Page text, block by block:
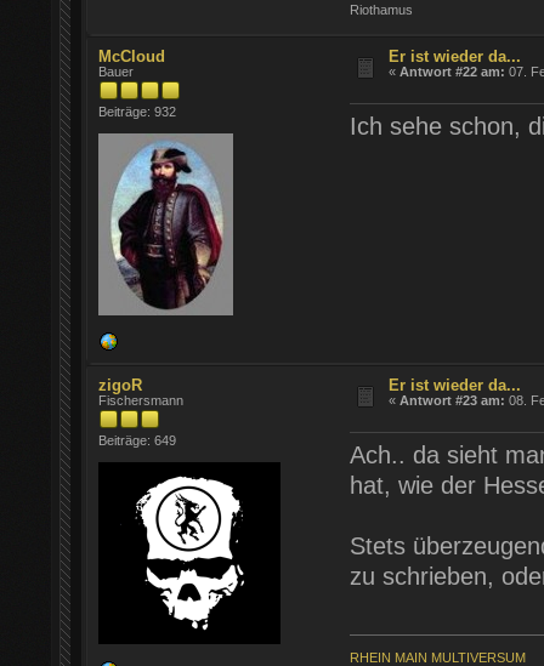
Riothamus
McCloud
Bauer
Beiträge: 932
Er ist wieder da...
«Antwort #22 am: 07.
Ich sehe schon,
zigoR
Fischersmann
Beiträge: 649
Er ist wieder da...
«Antwort #23 am: 08.
Ach.. da sieht
hat, wie der
Stets
zu schrieben,
RHEIN MAIN MULTIVERSUM